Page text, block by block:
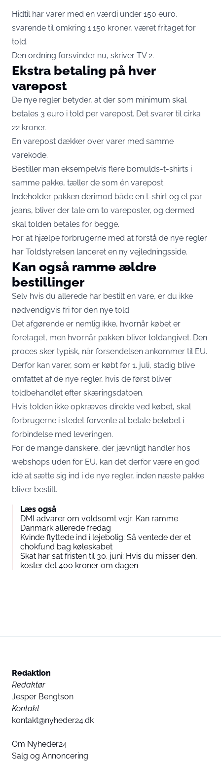
Hidtil har varer med en værdi under 150 euro,
svarende til omkring 1.150 kroner, været fritaget for
told.
Den ordning forsvinder nu, skriver TV 2.
Ekstra betaling på hver
varepost
De nye regler betyder, at der som minimum skal
betales 3 euro i told per varepost. Det svarer til cirka
22 kroner.
En varepost dækker over varer med samme
varekode.
Bestiller man eksempelvis flere bomulds-t-shirts i
samme pakke, tæller de som én varepost.
Indeholder pakken derimod både en t-shirt og et par
jeans, bliver der tale om to vareposter, og dermed
skal tolden betales for begge.
For at hjælpe forbrugerne med at forstå de nye regler
har Toldstyrelsen lanceret en ny vejledningsside.
Kan også ramme ældre
bestillinger
Selv hvis du allerede har bestilt en vare, er du ikke
nødvendigvis fri for den nye told.
Det afgørende er nemlig ikke, hvornår købet er
foretaget, men hvornår pakken bliver toldangivet. Den
proces sker typisk, når forsendelsen ankommer til EU.
Derfor kan varer, som er købt før 1. juli, stadig blive
omfattet af de nye regler, hvis de først bliver
toldbehandlet efter skæringsdatoen.
Hvis tolden ikke opkræves direkte ved købet, skal
forbrugerne i stedet forvente at betale beløbet i
forbindelse med leveringen.
For de mange danskere, der jævnligt handler hos
webshops uden for EU, kan det derfor være en god
idé at sætte sig ind i de nye regler, inden næste pakke
bliver bestilt.
Læs også
DMI advarer om voldsomt vejr: Kan ramme
Danmark allerede fredag
Kvinde flyttede ind i lejebolig: Så ventede der et
chokfund bag køleskabet
Skat har sat fristen til 30. juni: Hvis du misser den,
koster det 400 kroner om dagen
Redaktion
Redaktør
Jesper Bengtson
Kontakt
kontakt@nyheder24.dk
Om Nyheder24
Salg og Annoncering